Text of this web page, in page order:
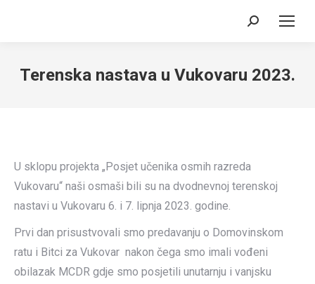
Search:
Terenska nastava u Vukovaru 2023.
U sklopu projekta „Posjet učenika osmih razreda
Vukovaru“ naši osmaši bili su na dvodnevnoj terenskoj
nastavi u Vukovaru 6. i 7. lipnja 2023. godine.
Prvi dan prisustvovali smo predavanju o Domovinskom
ratu i Bitci za Vukovar nakon čega smo imali vođeni
obilazak MCDR gdje smo posjetili unutarnju i vanjsku